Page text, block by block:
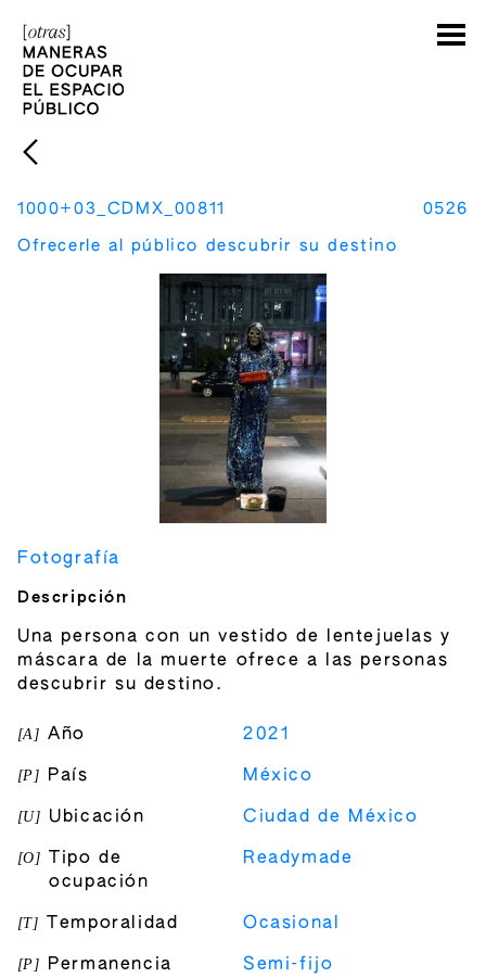
1000+03_CDMX_00811 0526
Ofrecerle al público descubrir su destino
Fotografía
Descripción
Una persona con un vestido de lentejuelas y
máscara de la muerte ofrece a las personas
descubrir su destino.
[A ] Año 2021
[P] País México
[U] Ubicación Ciudad de México
[O]
Tipo de
ocupación
Readymade
[T] Temporalidad Ocasional
[P] Permanencia Semi-fijo